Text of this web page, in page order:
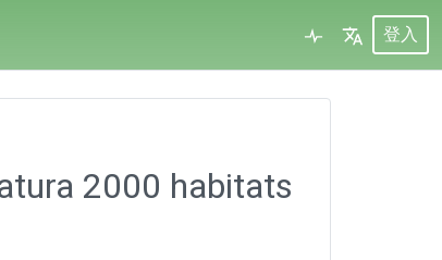
登入
2000 habitats